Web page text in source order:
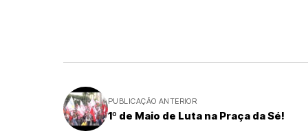
PUBLICAÇÃO ANTERIOR
1º de Maio de Luta na Praça da Sé!